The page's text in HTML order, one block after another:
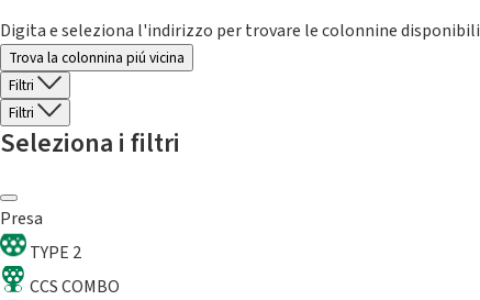
Digita e seleziona l'indirizzo per trovare le colonnine disponibili
Trova la colonnina piú vicina
Filtri
Filtri
Seleziona i filtri
Presa
TYPE 2
CCS COMBO